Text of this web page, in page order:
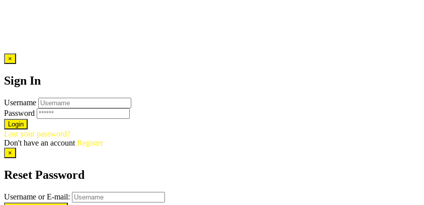
×
Sign In
Username
Password
Lost your password?
Don't have an account Register
×
Reset Password
Username or E-mail: